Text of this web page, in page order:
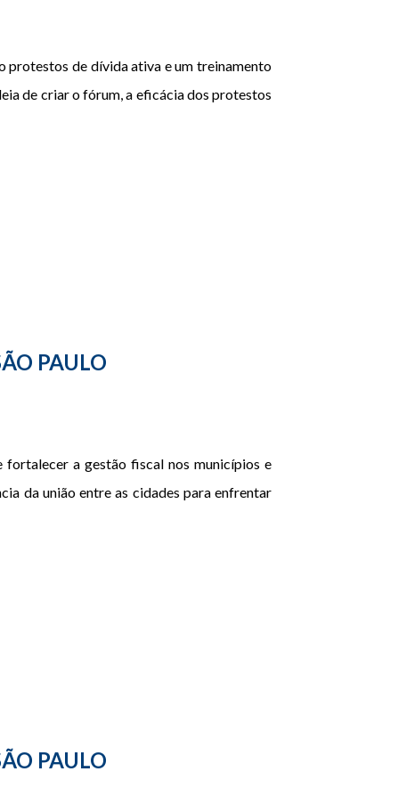
protestos de dívida ativa e um treinamento
de criar o fórum, a eficácia dos protestos
PAULO
fortalecer a gestão fiscal nos municípios e
da união entre as cidades para enfrentar
PAULO